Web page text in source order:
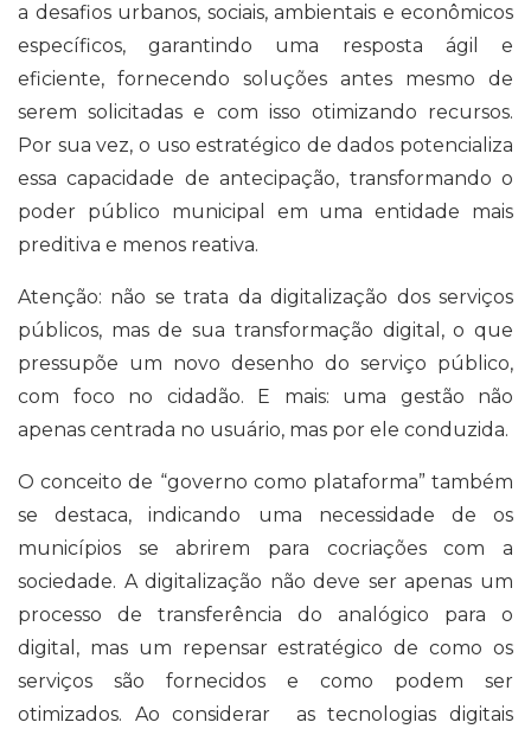
a desafios urbanos, sociais, ambientais e econômicos
específicos, garantindo uma resposta ágil e
eficiente, fornecendo soluções antes mesmo de
serem solicitadas e com isso otimizando recursos.
Por sua vez, o uso estratégico de dados potencializa
essa capacidade de antecipação, transformando o
poder público municipal em uma entidade mais
preditiva e menos reativa.
Atenção: não se trata da digitalização dos serviços
públicos, mas de sua transformação digital, o que
pressupõe um novo desenho do serviço público,
com foco no cidadão. E mais: uma gestão não
apenas centrada no usuário, mas por ele conduzida.
O conceito de “governo como plataforma” também
se destaca, indicando uma necessidade de os
municípios se abrirem para cocriações com a
sociedade. A digitalização não deve ser apenas um
processo de transferência do analógico para o
digital, mas um repensar estratégico de como os
serviços são fornecidos e como podem ser
otimizados. Ao considerar as tecnologias digitais